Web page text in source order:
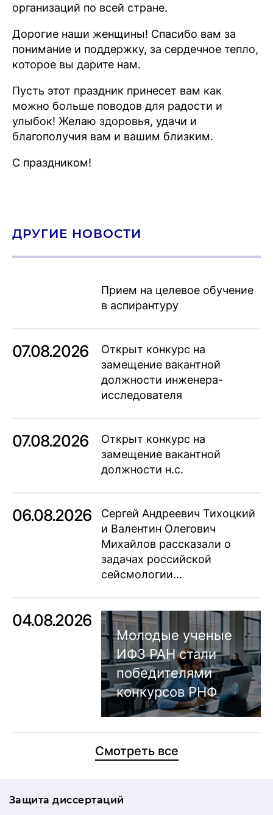
организаций по всей стране.
Дорогие наши женщины! Спасибо вам за
понимание и поддержку, за сердечное тепло,
которое вы дарите нам.
Пусть этот праздник принесет вам как
можно больше поводов для радости и
улыбок! Желаю здоровья, удачи и
благополучия вам и вашим близким.
С праздником!
ДРУГИЕ НОВОСТИ
Прием на целевое обучение
в аспирантуру
07.08.2026
Открыт конкурс на
замещение вакантной
должности инженера-
исследователя
07.08.2026
Открыт конкурс на
замещение вакантной
должности н.с.
06.08.2026
Сергей Андреевич Тихоцкий
и Валентин Олегович
Михайлов рассказали о
задачах российской
сейсмологии…
04.08.2026
Молодые ученые
ИФЗ РАН стали
победителями
конкурсов РНФ
Смотреть все
Защита диссертаций